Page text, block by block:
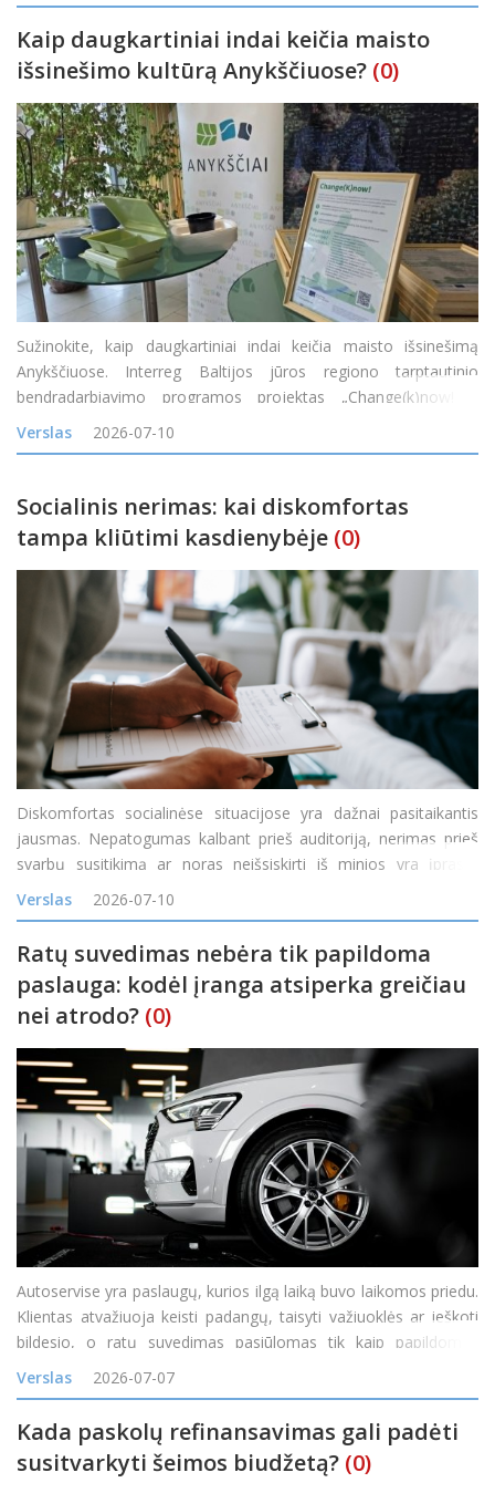
Kaip daugkartiniai indai keičia maisto
išsinešimo kultūrą Anykščiuose? (0)
Sužinokite, kaip daugkartiniai indai keičia maisto išsinešimą
Anykščiuose. Interreg Baltijos jūros regiono tarptautinio
bendradarbiavimo programos projektas „Change(k)now! –
mąstysenos keitimas nuo vienkartinio naudojimo į žiedines arba
daugkartinio naudojimo maisto
Verslas 2026-07-10
Socialinis nerimas: kai diskomfortas
tampa kliūtimi kasdienybėje (0)
Diskomfortas socialinėse situacijose yra dažnai pasitaikantis
jausmas. Nepatogumas kalbant prieš auditoriją, nerimas prieš
svarbų susitikimą ar noras neišsiskirti iš minios yra įprasta
reakcija į tam tikras situacijas. Tačiau kai diskomfortas tampa
nuolatinis, o baimė &nd
Verslas 2026-07-10
Ratų suvedimas nebėra tik papildoma
paslauga: kodėl įranga atsiperka greičiau
nei atrodo? (0)
Autoservise yra paslaugų, kurios ilgą laiką buvo laikomos priedu.
Klientas atvažiuoja keisti padangų, taisyti važiuoklės ar ieškoti
bildesio, o ratų suvedimas pasiūlomas tik kaip papildomas
darbas. Tačiau vis daugiau servisų pastebi, kad toks požiūris
palieka pinigus ant stalo. Ratų geometrij
Verslas 2026-07-07
Kada paskolų refinansavimas gali padėti
susitvarkyti šeimos biudžetą? (0)